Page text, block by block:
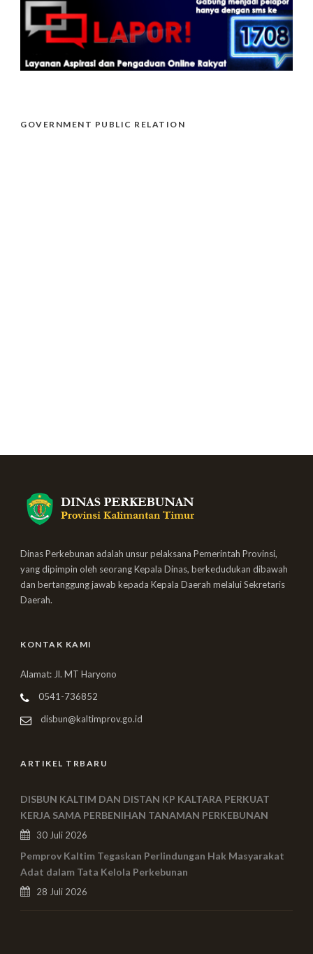
GOVERNMENT PUBLIC RELATION
Dinas Perkebunan adalah unsur pelaksana Pemerintah Provinsi,
yang dipimpin oleh seorang Kepala Dinas, berkedudukan dibawah
dan bertanggung jawab kepada Kepala Daerah melalui Sekretaris
Daerah.
KONTAK KAMI
Alamat: Jl. MT Haryono
0541-736852
disbun@kaltimprov.go.id
ARTIKEL TRBARU
DISBUN KALTIM DAN DISTAN KP KALTARA PERKUAT
KERJA SAMA PERBENIHAN TANAMAN PERKEBUNAN
30 Juli 2026
Pemprov Kaltim Tegaskan Perlindungan Hak Masyarakat
Adat dalam Tata Kelola Perkebunan
28 Juli 2026